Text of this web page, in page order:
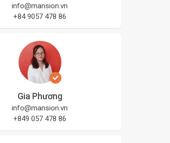
info@mansion.vn
+84 9057 478 86
Gia Phương
info@mansion.vn
+849 057 478 86